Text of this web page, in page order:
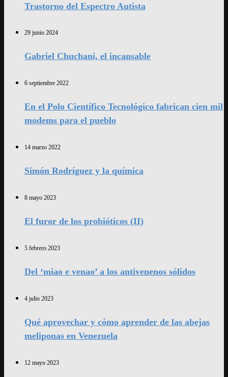
Trastorno del Espectro Autista
29 junio 2024
Gabriel Chuchani, el incansable
6 septiembre 2022
En el Polo Científico Tecnológico fabrican cien mil
modems para el pueblo
14 marzo 2022
Simón Rodríguez y la química
8 mayo 2023
El furor de los probióticos (II)
5 febrero 2023
Del ‘miao e venao’ a los antivenenos sólidos
4 julio 2023
Qué aprovechar y cómo aprender de las abejas
meliponas en Venezuela
12 mayo 2023